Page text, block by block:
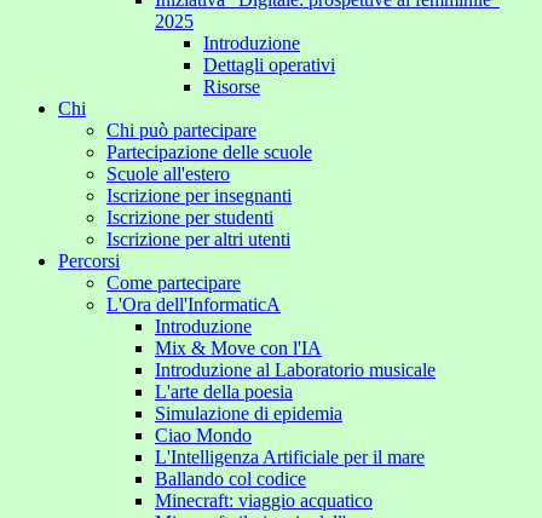
2025
Introduzione
Dettagli operativi
Risorse
Chi
Chi può partecipare
Partecipazione delle scuole
Scuole all'estero
Iscrizione per insegnanti
Iscrizione per studenti
Iscrizione per altri utenti
Percorsi
Come partecipare
L'Ora dell'InformaticA
Introduzione
Mix & Move con l'IA
Introduzione al Laboratorio musicale
L'arte della poesia
Simulazione di epidemia
Ciao Mondo
L'Intelligenza Artificiale per il mare
Ballando col codice
Minecraft: viaggio acquatico